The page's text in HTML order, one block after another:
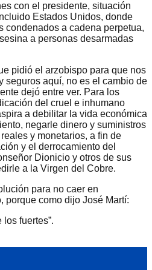
con el presidente, situación
Estados Unidos, donde
condenados a cadena perpetua,
a personas desarmadas
pidió el arzobispo para que nos
seguros aquí, no es el cambio de
dejó entre ver. Para los
del cruel e inhumano
a debilitar la vida económica
negarle dinero y suministros
y monetarios, a fin de
y el derrocamiento del
Dionicio y otros de sus
a la Virgen del Cobre.
para no caer en
porque como dijo José Martí:
fuertes”.